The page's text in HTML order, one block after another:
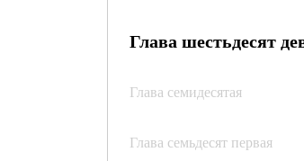
Глава шестьдесят
Глава семидесятая
Глава семьдесят первая